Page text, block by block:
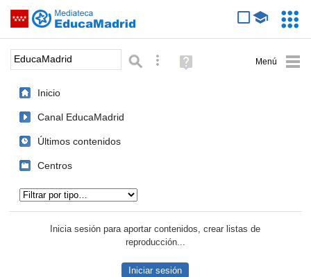
Saltar navegación
Palabra o frase: Búsqueda avanzada
Ayuda
(en
Inicio
Canal EducaMadrid
Últimos contenidos
Centros
Inicia sesión para aportar contenidos, crear listas de
reproducción...
Iniciar sesión